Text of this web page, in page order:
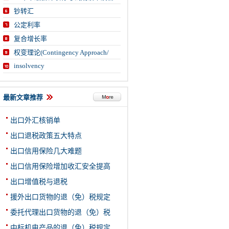
钞转汇
公定利率
复合增长率
权变理论(Contingency Approach/
insolvency
最新文章推荐
出口外汇核销单
出口退税政策五大特点
出口信用保险几大难题
出口信用保险增加收汇安全提高
出口增值税与退税
援外出口货物的退（免）税规定
委托代理出口货物的退（免）税